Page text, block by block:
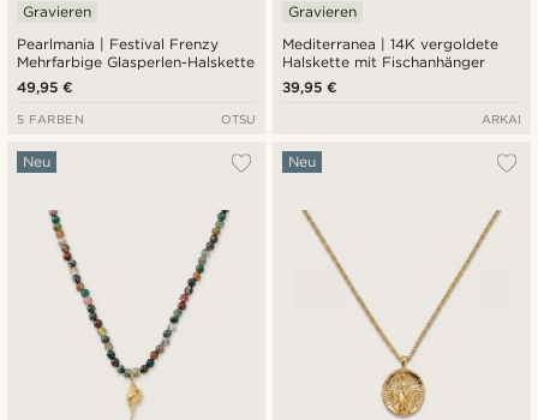
Pearlmania | Festival Frenzy
Mehrfarbige Glasperlen-Halskette
Gravieren
49,95 €
5 FARBEN OTSU
Mediterranea | 14K vergoldete
Halskette mit Fischanhänger
Gravieren
39,95 €
ARKAI
Neu Neu